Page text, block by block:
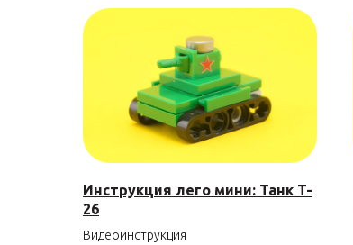
Инструкция лего мини: Танк T-
26
Видеоинструкция